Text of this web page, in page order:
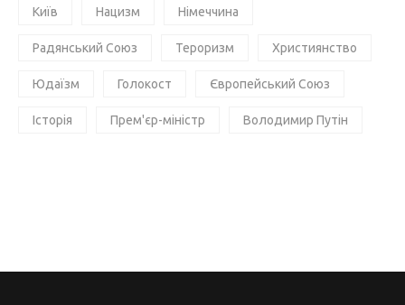
Київ Нацизм Німеччина
Радянський Союз Тероризм Християнство
Юдаїзм Голокост Європейський Союз
Історія Прем'єр-міністр Володимир Путін